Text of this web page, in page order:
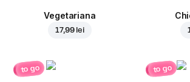
Vegetariana
17,99 lei
to go to go